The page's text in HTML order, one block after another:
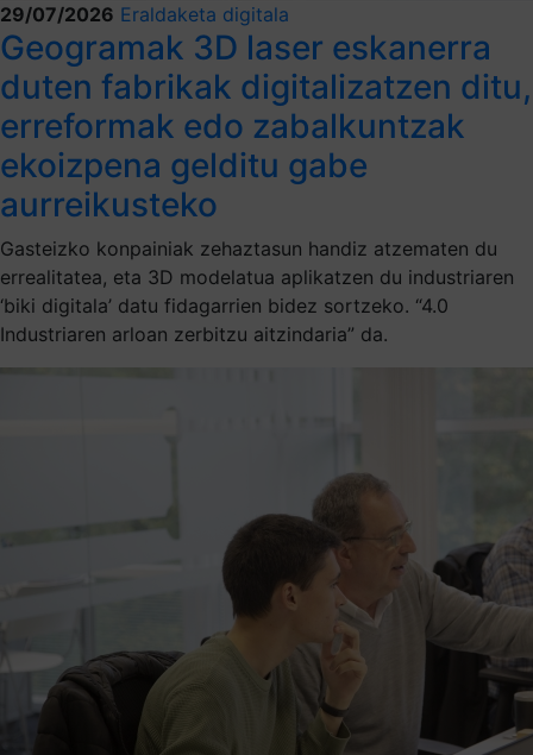
29/07/2026 Eraldaketa digitala
Geogramak 3D laser eskanerra
duten fabrikak digitalizatzen ditu,
erreformak edo zabalkuntzak
ekoizpena gelditu gabe
aurreikusteko
Gasteizko konpainiak zehaztasun handiz atzematen du
errealitatea, eta 3D modelatua aplikatzen du industriaren
‘biki digitala’ datu fidagarrien bidez sortzeko. “4.0
Industriaren arloan zerbitzu aitzindaria” da.